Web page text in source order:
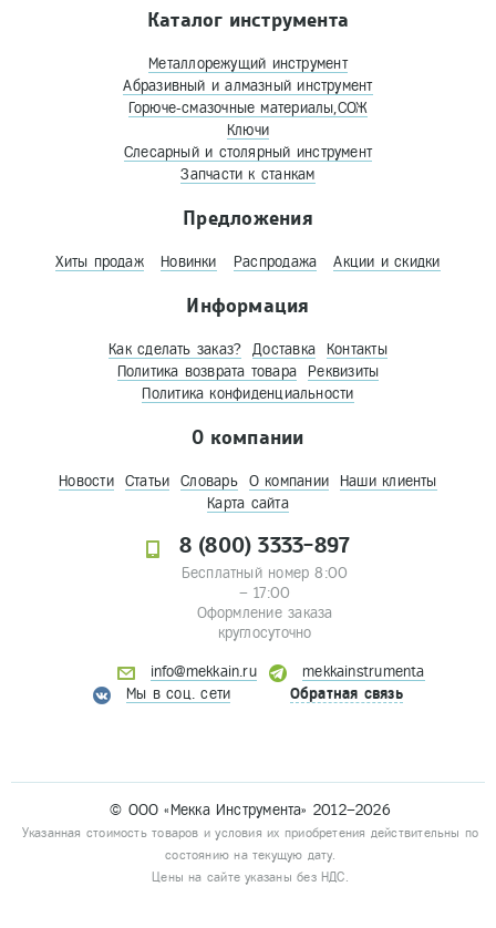
Каталог инструмента
Металлорежущий инструмент
Абразивный и алмазный инструмент
Горюче-смазочные материалы,СОЖ
Ключи
Слесарный и столярный инструмент
Запчасти к станкам
Предложения
Хиты продаж Новинки Распродажа Акции и скидки
Информация
Как сделать заказ? Доставка
Контакты
Политика возврата товара
Реквизиты
Политика конфиденциальности
О компании
Новости Статьи Словарь О компании
Наши клиенты
Карта сайта
8 (800) 3333-897
Бесплатный номер 8:00
– 17:00
Оформление заказа
круглосуточно
info@mekkain.ru
mekkainstrumenta
Мы в соц. сети
Обратная связь
© ООО «Мекка Инструмента» 2012–2026
Указанная стоимость товаров и условия их приобретения действительны по
состоянию на текущую дату.
Цены на сайте указаны без НДС.